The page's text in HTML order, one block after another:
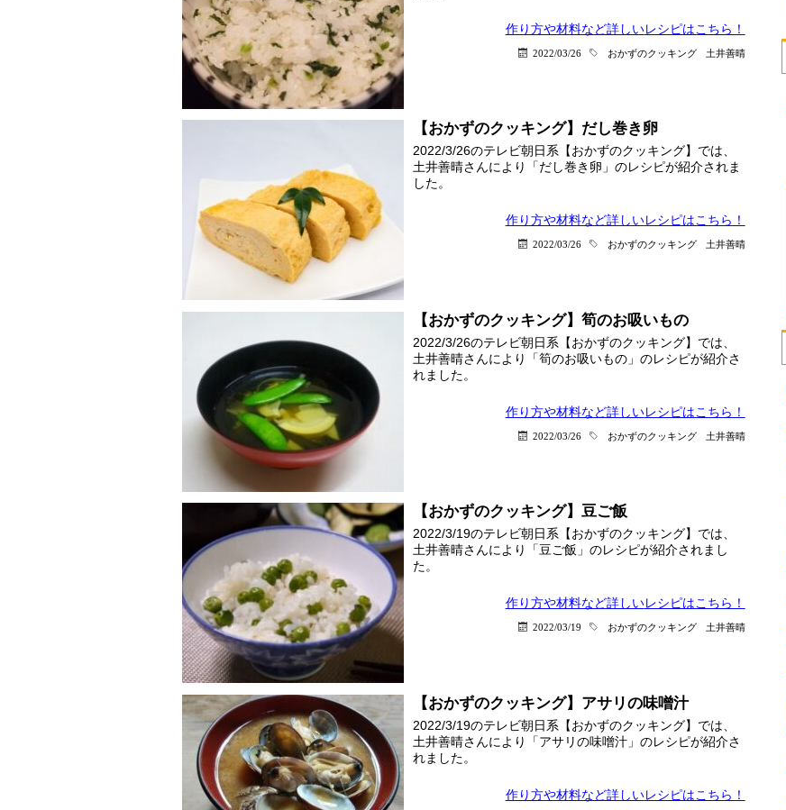
作り方や材料など詳しいレシピはこちら！
2022/03/26 おかずのクッキング 土井善晴
【おかずのクッキング】だし巻き卵
2022/3/26のテレビ朝日系【おかずのクッキング】では、
土井善晴さんにより「だし巻き卵」のレシピが紹介されま
した。
作り方や材料など詳しいレシピはこちら！
2022/03/26 おかずのクッキング 土井善晴
【おかずのクッキング】筍のお吸いもの
2022/3/26のテレビ朝日系【おかずのクッキング】では、
土井善晴さんにより「筍のお吸いもの」のレシピが紹介さ
れました。
作り方や材料など詳しいレシピはこちら！
2022/03/26 おかずのクッキング 土井善晴
【おかずのクッキング】豆ご飯
2022/3/19のテレビ朝日系【おかずのクッキング】では、
土井善晴さんにより「豆ご飯」のレシピが紹介されまし
た。
作り方や材料など詳しいレシピはこちら！
2022/03/19 おかずのクッキング 土井善晴
【おかずのクッキング】アサリの味噌汁
2022/3/19のテレビ朝日系【おかずのクッキング】では、
土井善晴さんにより「アサリの味噌汁」のレシピが紹介さ
れました。
作り方や材料など詳しいレシピはこちら！